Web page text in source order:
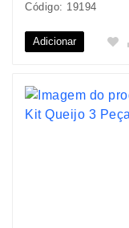
Código: 19194
Adicionar